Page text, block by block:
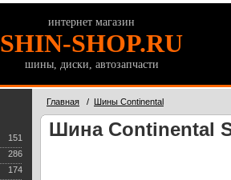
интернет магазин
SHIN-SHOP.RU
шины, диски, автозапчасти
151
286
174
Главная / Шины Continental
Шина Continental